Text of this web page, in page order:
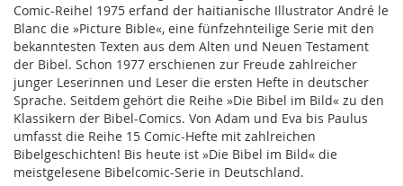
Comic-Reihe! 1975 erfand der haitianische Illustrator André le
Blanc die »Picture Bible«, eine fünfzehnteilige Serie mit den
bekanntesten Texten aus dem Alten und Neuen Testament
der Bibel. Schon 1977 erschienen zur Freude zahlreicher
junger Leserinnen und Leser die ersten Hefte in deutscher
Sprache. Seitdem gehört die Reihe »Die Bibel im Bild« zu den
Klassikern der Bibel-Comics. Von Adam und Eva bis Paulus
umfasst die Reihe 15 Comic-Hefte mit zahlreichen
Bibelgeschichten! Bis heute ist »Die Bibel im Bild« die
meistgelesene Bibelcomic-Serie in Deutschland.